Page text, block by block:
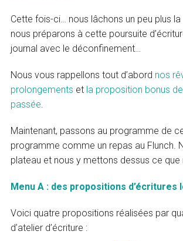
Cette fois-ci… nous lâchons un peu plus
nous préparons à cette poursuite
journal avec le déconfinement…
Nous vous rappellons tout d’abord nos
prolongements et la proposition bonus
passée.
Maintenant, passons au programme de
programme comme un repas au Flunch.
plateau et nous y mettons dessus ce que
Menu A : des propositions d’écritures
Voici quatre propositions réalisées par
d’atelier d’écriture :